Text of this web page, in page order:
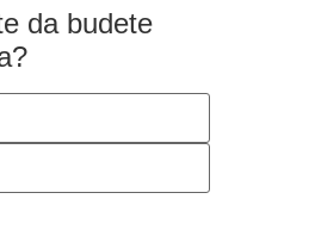
da budete